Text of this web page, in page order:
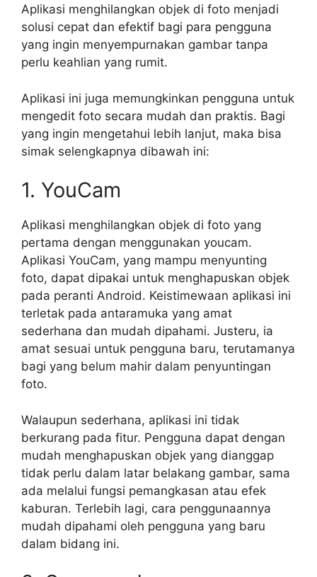
Aplikasi menghilangkan objek di foto menjadi
solusi cepat dan efektif bagi para pengguna
yang ingin menyempurnakan gambar tanpa
perlu keahlian yang rumit.
Aplikasi ini juga memungkinkan pengguna untuk
mengedit foto secara mudah dan praktis. Bagi
yang ingin mengetahui lebih lanjut, maka bisa
simak selengkapnya dibawah ini:
1. YouCam
Aplikasi menghilangkan objek di foto yang
pertama dengan menggunakan youcam.
Aplikasi YouCam, yang mampu menyunting
foto, dapat dipakai untuk menghapuskan objek
pada peranti Android. Keistimewaan aplikasi ini
terletak pada antaramuka yang amat
sederhana dan mudah dipahami. Justeru, ia
amat sesuai untuk pengguna baru, terutamanya
bagi yang belum mahir dalam penyuntingan
foto.
Walaupun sederhana, aplikasi ini tidak
berkurang pada fitur. Pengguna dapat dengan
mudah menghapuskan objek yang dianggap
tidak perlu dalam latar belakang gambar, sama
ada melalui fungsi pemangkasan atau efek
kaburan. Terlebih lagi, cara penggunaannya
mudah dipahami oleh pengguna yang baru
dalam bidang ini.